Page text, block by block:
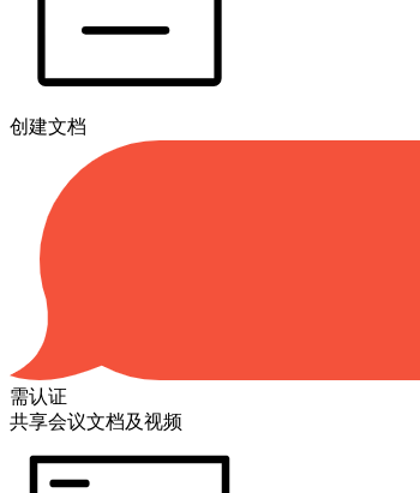
创建文档
需认证
共享会议文档及视频